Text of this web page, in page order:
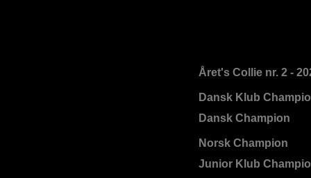
Året's Collie nr. 2 -
Dansk Klub
Dansk Champion
Norsk Champion
Junior Klub